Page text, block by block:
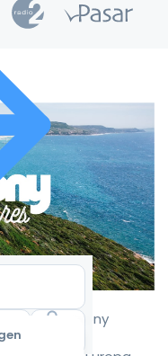
met Goboony